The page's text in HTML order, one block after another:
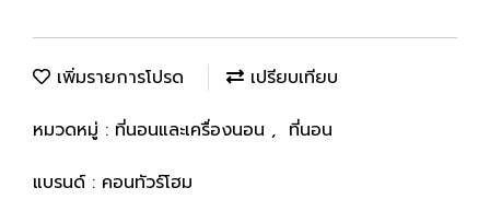
เพิ่มรายการโปรด
เปรียบเทียบ
หมวดหมู่ : ที่นอนและเครื่องนอน , ที่นอน
แบรนด์ : คอนทัวร์โฮม